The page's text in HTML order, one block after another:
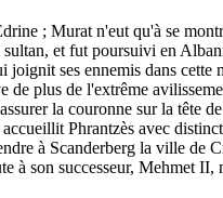
; Murat n'eut qu'à se
et fut poursuivi en
ses ennemis dans cette
de plus de l'extrême
la couronne sur la tête
Phrantzès avec
à Scanderberg la ville de
à son successeur, Mehmet II,